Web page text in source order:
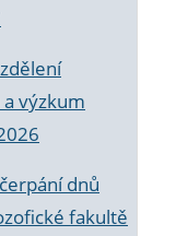
výzkum
dnů
fakultě